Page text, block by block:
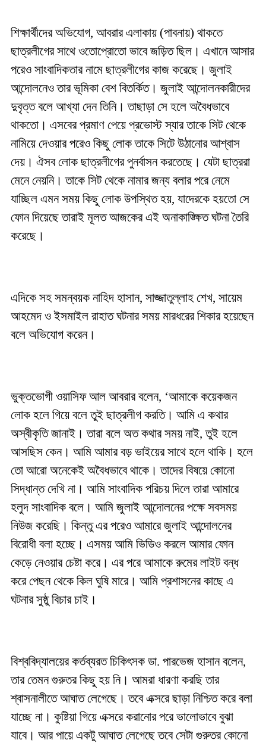
শিক্ষার্থীদের অভিযোগ, আবরার এলাকায় (পাবনায়) থাকতে
ছাত্রলীগের সাথে ওতোপ্রোতো ভাবে জড়িত ছিল। এখানে আসার
পরেও সাংবাদিকতার নামে ছাত্রলীগের কাজ করেছে। জুলাই
আন্দোলনেও তার ভূমিকা বেশ বিতর্কিত। জুলাই আন্দোলনকারীদের
দুবৃত্ত বলে আখ্যা দেন তিনি। তাছাড়া সে হলে অবৈধভাবে
থাকতো। এসবের প্রমাণ পেয়ে প্রভোস্ট স্যার তাকে সিট থেকে
নামিয়ে দেওয়ার পরেও কিছু লোক তাকে সিটে উঠানোর আশ্বাস
দেয়। ঐসব লোক ছাত্রলীগের পুনর্বাসন করতেছে। যেটা ছাত্ররা
মেনে নেয়নি। তাকে সিট থেকে নামার জন্য বলার পরে নেমে
যাচ্ছিল এমন সময় কিছু লোক উপস্থিত হয়, যাদেরকে হয়তো সে
ফোন দিয়েছে তারাই মূলত আজকের এই অনাকাঙ্ক্ষিত ঘটনা তৈরি
করেছে।
এদিকে সহ সমন্বয়ক নাহিদ হাসান, সাজ্জাতুল্লাহ শেখ, সায়েম
আহমেদ ও ইসমাইল রাহাত ঘটনার সময় মারধরের শিকার হয়েছেন
বলে অভিযোগ করেন।
ভুক্তভোগী ওয়াসিফ আল আবরার বলেন, ‘আমাকে কয়েকজন
লোক হলে গিয়ে বলে তুই ছাত্রলীগ করতি। আমি এ কথার
অস্বীকৃতি জানাই। তারা বলে অত কথার সময় নাই, তুই হলে
আসছিস কেন। আমি আমার বড় ভাইয়ের সাথে হলে থাকি। হলে
তো আরো অনেকেই অবৈধভাবে থাকে। তাদের বিষয়ে কোনো
সিদ্ধান্ত দেখি না। আমি সাংবাদিক পরিচয় দিলে তারা আমারে
হলুদ সাংবাদিক বলে। আমি জুলাই আন্দোলনের পক্ষে সবসময়
নিউজ করেছি। কিন্তু এর পরেও আমারে জুলাই আন্দোলনের
বিরোধী বলা হচ্ছে। এসময় আমি ভিডিও করলে আমার ফোন
কেড়ে নেওয়ার চেষ্টা করে। এর পরে আমাকে রুমের লাইট বন্ধ
করে পেছন থেকে কিল ঘুষি মারে। আমি প্রশাসনের কাছে এ
ঘটনার সুষ্ঠু বিচার চাই।
বিশ্ববিদ্যালয়ের কর্তব্যরত চিকিৎসক ডা. পারভেজ হাসান বলেন,
তার তেমন গুরুতর কিছু হয় নি। আমরা ধারণা করছি তার
শ্বাসনালীতে আঘাত লেগেছে। তবে এক্সরে ছাড়া নিশ্চিত করে বলা
যাচ্ছে না। কুষ্টিয়া গিয়ে এক্সরে করানোর পরে ভালোভাবে বুঝা
যাবে। আর পায়ে একটু আঘাত লেগেছে তবে সেটা গুরুতর কোনো